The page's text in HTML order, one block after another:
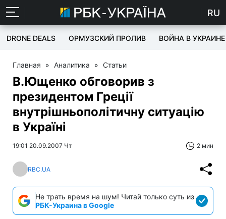
RU
DRONE DEALS ОРМУЗСКИЙ ПРОЛИВ ВОЙНА В УКРАИНЕ
Главная » Аналитика » Статьи
В.Ющенко обговорив з
президентом Греції
внутрішньополітичну ситуацію
в Україні
19:01 20.09.2007 Чт 2 мин
RBC.UA
Не трать время на шум! Читай только суть из
РБК-Украина в Google